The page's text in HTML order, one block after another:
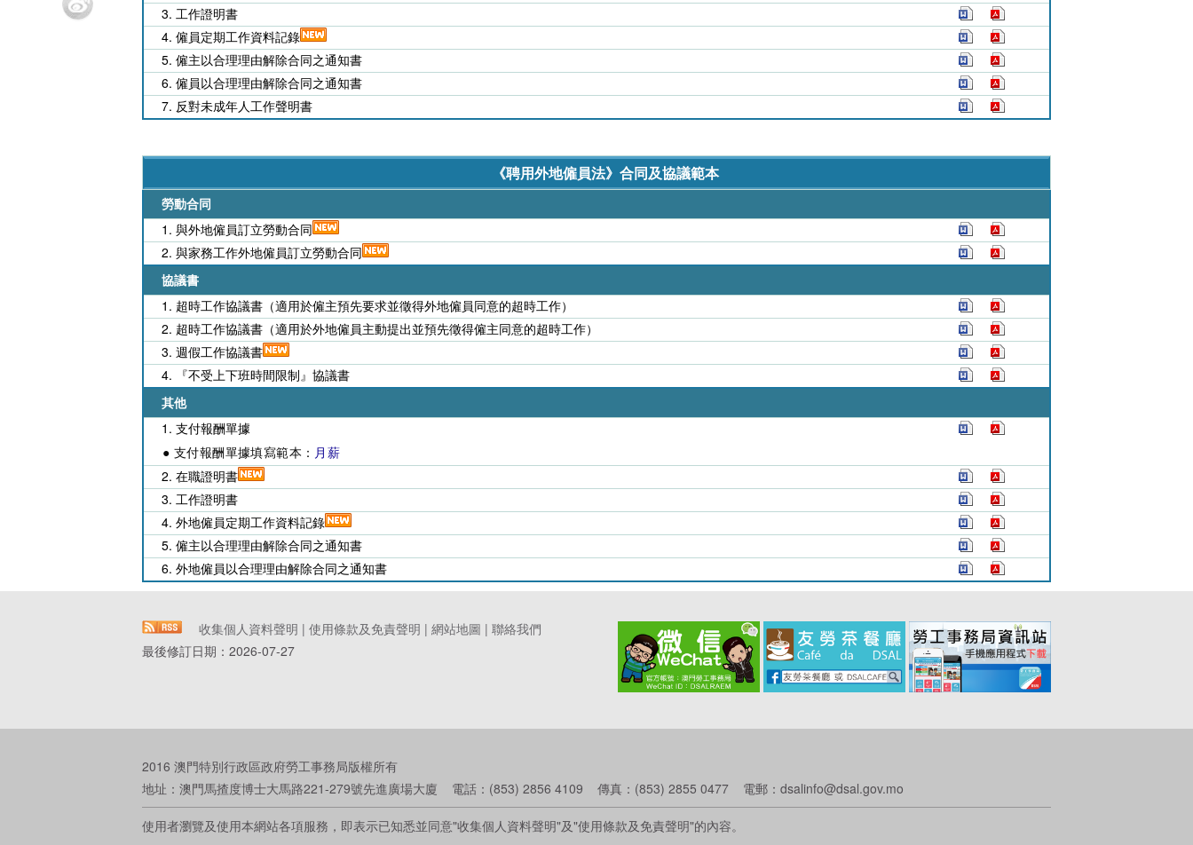
3. 工作證明書
4. 僱員定期工作資料記錄
5. 僱主以合理理由解除合同之通知書
6. 僱員以合理理由解除合同之通知書
7. 反對未成年人工作聲明書
《聘用外地僱員法》合同及協議範本
勞動合同
1. 與外地僱員訂立勞動合同
2. 與家務工作外地僱員訂立勞動合同
協議書
1. 超時工作協議書（適用於僱主預先要求並徵得外地僱員同意的超時工作）
2. 超時工作協議書（適用於外地僱員主動提出並預先徵得僱主同意的超時工作）
3. 週假工作協議書
4. 『不受上下班時間限制』協議書
其他
1. 支付報酬單據
● 支付報酬單據填寫範本： 月薪
2. 在職證明書
3. 工作證明書
4. 外地僱員定期工作資料記錄
5. 僱主以合理理由解除合同之通知書
6. 外地僱員以合理理由解除合同之通知書
收集個人資料聲明 | 使用條款及免責聲明 | 網站地圖 | 聯絡我們
最後修訂日期： 2026-07-27
2016 澳門特別行政區政府勞工事務局版權所有
地址：澳門馬揸度博士大馬路221-279號先進廣場大廈 電話：(853) 2856 4109 傳真：(853) 2855 0477 電郵：dsalinfo@dsal.gov.mo
使用者瀏覽及使用本網站各項服務，即表示已知悉並同意"收集個人資料聲明"及"使用條款及免責聲明"的內容。